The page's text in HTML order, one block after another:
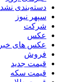
دسته‌بندی
سپهر نیوز
شرکت
عکس
عکس های خبر
فروش
قیمت جدید
قیمت سکه